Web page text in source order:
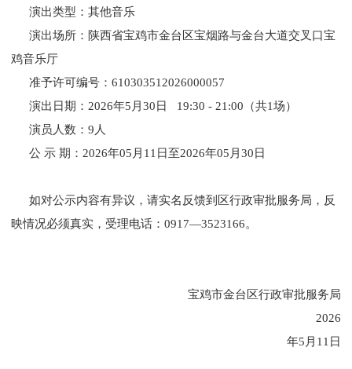
演出类型：其他音乐
演出场所：陕西省宝鸡市金台区宝烟路与金台大道交叉口宝
鸡音乐厅
准予许可编号：610303512026000057
演出日期：2026年5月30日 19:30 - 21:00（共1场）
演员人数：9人
公 示 期：2026年05月11日至2026年05月30日
如对公示内容有异议，请实名反馈到区行政审批服务局，反
映情况必须真实，受理电话：0917—3523166。
宝鸡市金台区行政审批服务局
2026
年5月11日